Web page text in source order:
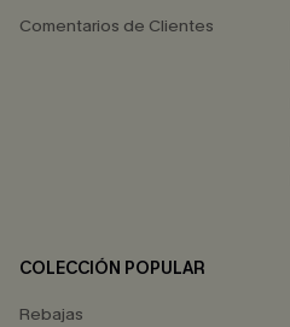
Comentarios de Clientes
COLECCIÓN POPULAR
Rebajas